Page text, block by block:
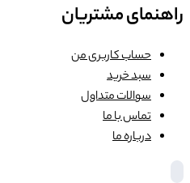
راهنمای مشتریان
حساب کاربری من
سبد خرید
سوالات متداول
تماس با ما
درباره ما